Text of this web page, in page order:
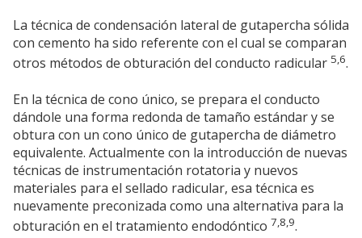
La técnica de condensación lateral de gutapercha sólida
con cemento ha sido referente con el cual se comparan
otros métodos de obturación del conducto radicular 5,6.
En la técnica de cono único, se prepara el conducto
dándole una forma redonda de tamaño estándar y se
obtura con un cono único de gutapercha de diámetro
equivalente. Actualmente con la introducción de nuevas
técnicas de instrumentación rotatoria y nuevos
materiales para el sellado radicular, esa técnica es
nuevamente preconizada como una alternativa para la
obturación en el tratamiento endodóntico 7,8,9.